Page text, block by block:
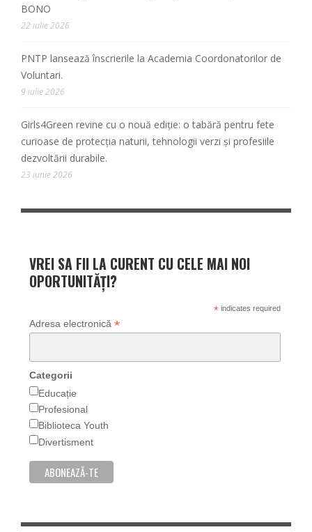
BONO
22 iulie 2026
PNTP lansează înscrierile la Academia Coordonatorilor de
Voluntari.
9 iulie 2026
Girls4Green revine cu o nouă ediție: o tabără pentru fete
curioase de protecția naturii, tehnologii verzi și profesiile
dezvoltării durabile.
23 iunie 2026
VREI SA FII LA CURENT CU CELE MAI NOI
OPORTUNITĂȚI?
*indicates required
Adresa electronică *
Categorii
Educație
Profesional
Biblioteca Youth
Divertisment